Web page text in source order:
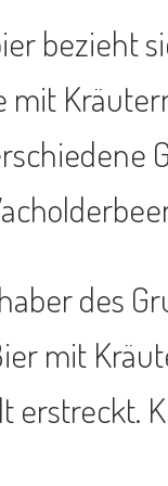
bezieht
mit
des
mit
erstreckt.